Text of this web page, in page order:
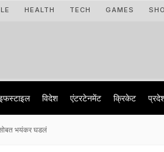
HEALTH TECH GAMES
विदेश एंटरटेनमेंट क्रिकेट
भयंकर घडलं